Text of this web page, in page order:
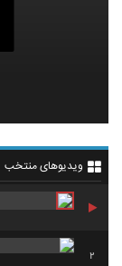
ویدیوهای منتخب
2